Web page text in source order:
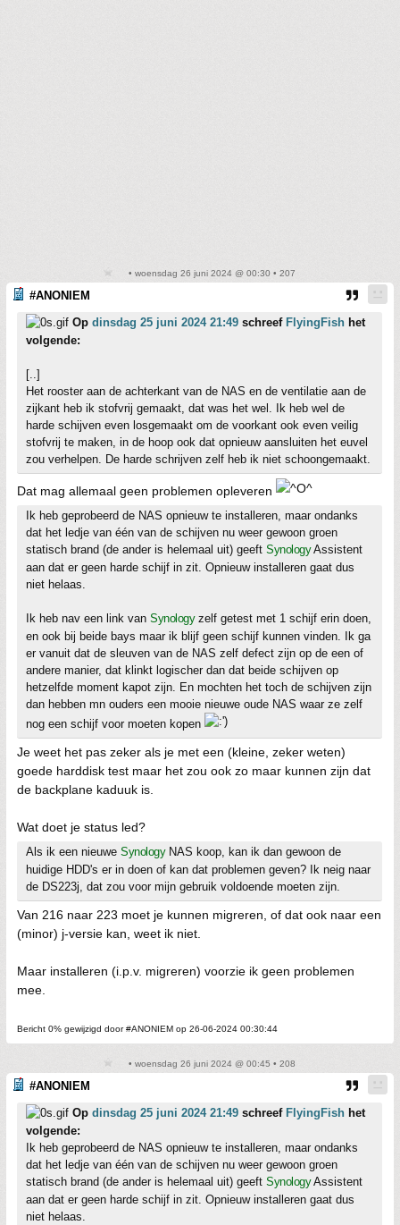
• woensdag 26 juni 2024 @ 00:30 • 207
#ANONIEM
Op dinsdag 25 juni 2024 21:49 schreef FlyingFish het
volgende:
[..]
Het rooster aan de achterkant van de NAS en de ventilatie aan de
zijkant heb ik stofvrij gemaakt, dat was het wel. Ik heb wel de
harde schijven even losgemaakt om de voorkant ook even veilig
stofvrij te maken, in de hoop ook dat opnieuw aansluiten het euvel
zou verhelpen. De harde schrijven zelf heb ik niet schoongemaakt.
Dat mag allemaal geen problemen opleveren
Ik heb geprobeerd de NAS opnieuw te installeren, maar ondanks
dat het ledje van één van de schijven nu weer gewoon groen
statisch brand (de ander is helemaal uit) geeft SynologyAssistent
aan dat er geen harde schijf in zit. Opnieuw installeren gaat dus
niet helaas.
Ik heb nav een link van Synologyzelf getest met 1 schijf erin doen,
en ook bij beide bays maar ik blijf geen schijf kunnen vinden. Ik ga
er vanuit dat de sleuven van de NAS zelf defect zijn op de een of
andere manier, dat klinkt logischer dan dat beide schijven op
hetzelfde moment kapot zijn. En mochten het toch de schijven zijn
dan hebben mn ouders een mooie nieuwe oude NAS waar ze zelf
nog een schijf voor moeten kopen
Je weet het pas zeker als je met een (kleine, zeker weten)
goede harddisk test maar het zou ook zo maar kunnen zijn dat
de backplane kaduuk is.
Wat doet je status led?
Als ik een nieuwe SynologyNAS koop, kan ik dan gewoon de
huidige HDD's er in doen of kan dat problemen geven? Ik neig naar
de DS223j, dat zou voor mijn gebruik voldoende moeten zijn.
Van 216 naar 223 moet je kunnen migreren, of dat ook naar een
(minor) j-versie kan, weet ik niet.
Maar installeren (i.p.v. migreren) voorzie ik geen problemen
mee.
Bericht 0% gewijzigd door #ANONIEM op 26-06-2024 00:30:44
• woensdag 26 juni 2024 @ 00:45 • 208
#ANONIEM
Op dinsdag 25 juni 2024 21:49 schreef FlyingFish het
volgende:
Ik heb geprobeerd de NAS opnieuw te installeren, maar ondanks
dat het ledje van één van de schijven nu weer gewoon groen
statisch brand (de ander is helemaal uit) geeft SynologyAssistent
aan dat er geen harde schijf in zit. Opnieuw installeren gaat dus
niet helaas.